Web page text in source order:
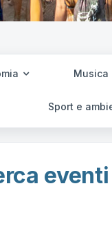
Musica
Sport e